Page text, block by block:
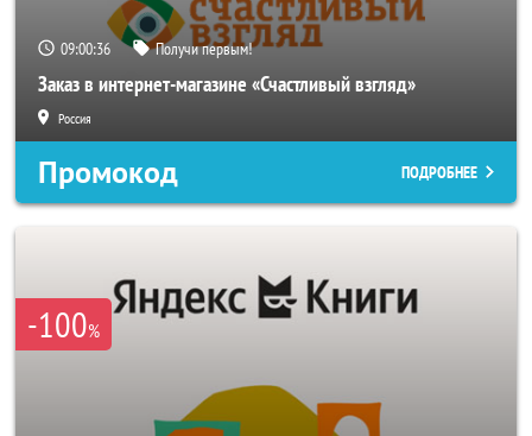
09:00:33 Получи первым!
Заказ в интернет-магазине «Счастливый взгляд»
Россия
Промокод ПОДРОБНЕЕ
-100%